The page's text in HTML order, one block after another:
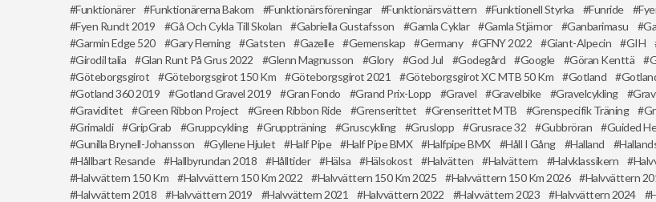
Funktionärer
Funktionärerna Bakom Funktionärsföreningar Funktionärsvättern Funktionell Styrka Funride
Fyen Rundt 2019
Gå Och Cykla Till Skolan Gabriella Gustafsson Gamla Cyklar Gamla Stjärnor Ganbarimasu
Garmin Edge 520
Gary Fleming Gatsten Gazelle Gemenskap Germany GFNY 2022 Giant-Alpecin GIH
GirodiItalia
Glan Runt På Grus 2022 Glenn Magnusson Glory God Jul Godegård Google Göran Kenttä
Göteborgsgirot
Göteborgsgirot 150 Km Göteborgsgirot 2021 Göteborgsgirot XC MTB 50 Km Gotland
Gotland 360 2019
Gotland Gravel 2019 Gran Fondo Grand Prix-Lopp Gravel Gravelbike Gravelcykling
Graviditet
Green Ribbon Project Green Ribbon Ride Grenserittet Grenserittet MTB Grenspecifik Träning
Grimaldi
GripGrab Gruppcykling Gruppträning Gruscykling Gruslopp Grusrace 32 Gubbröran
Guided
Gunilla Brynell-Johansson
Gyllene Hjulet Half Pipe Half Pipe BMX Halfpipe BMX Håll I Gång Halland
Hållbart Resande
Hallbyrundan 2018 Hålltider Hälsa Hälsokost Halvätten Halvättern Halvklassikern
Halvvättern 150 Km
Halvvättern 150 Km 2022 Halvvättern 150 Km 2025 Halvvättern 150 Km 2026 Halvvättern
Halvvättern 2018
Halvvättern 2019 Halvvättern 2021 Halvvättern 2022 Halvvättern 2023 Halvvättern 2024